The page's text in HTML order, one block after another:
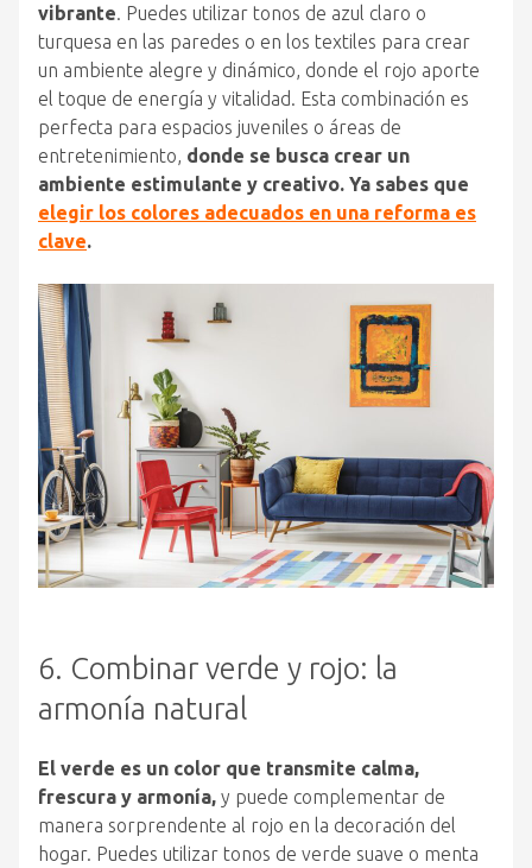
vibrante . Puedes utilizar tonos de azul claro o
turquesa en las paredes o en los textiles para crear
un ambiente alegre y dinámico, donde el rojo aporte
el toque de energía y vitalidad. Esta combinación es
perfecta para espacios juveniles o áreas de
entretenimiento, donde se busca crear un
ambiente estimulante y creativo. Ya sabes que
elegir los colores adecuados en una reforma es
clave.
6. Combinar verde y rojo: la
armonía natural
El verde es un color que transmite calma,
frescura y armonía, y puede complementar de
manera sorprendente al rojo en la decoración del
hogar. Puedes utilizar tonos de verde suave o menta